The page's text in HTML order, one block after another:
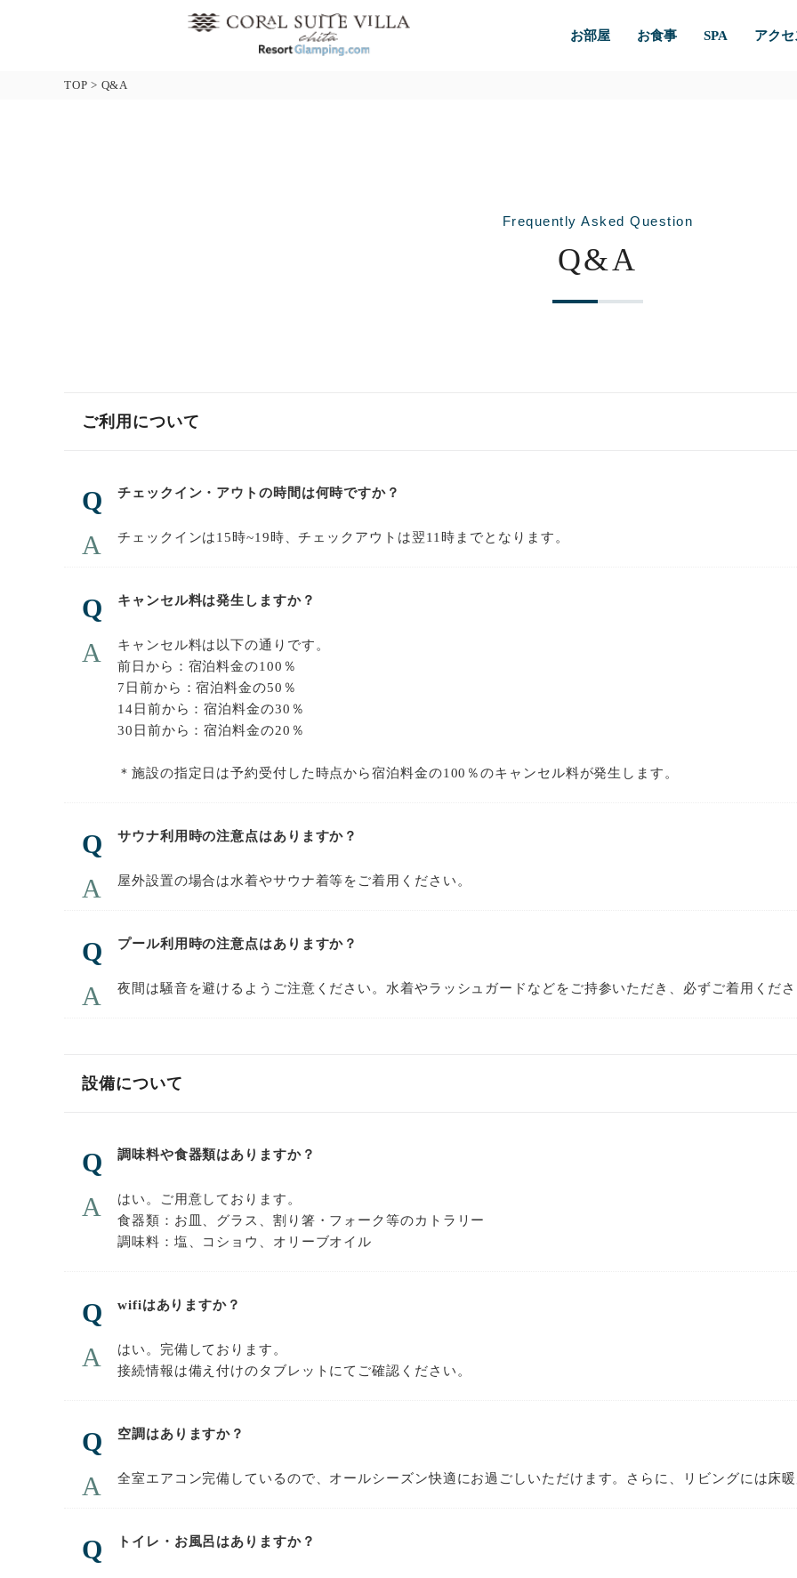
お部屋 お食事 SPA アクセ
TOP > Q&A
Frequently Asked Question
Q&A
ご利用について
チェックイン・アウトの時間は何時ですか？
チェックインは15時~19時、チェックアウトは翌11時までとなります。
キャンセル料は発生しますか？
キャンセル料は以下の通りです。
前日から：宿泊料金の100％
7日前から：宿泊料金の50％
14日前から：宿泊料金の30％
30日前から：宿泊料金の20％
＊施設の指定日は予約受付した時点から宿泊料金の100％のキャンセル料が発生します。
サウナ利用時の注意点はありますか？
屋外設置の場合は水着やサウナ着等をご着用ください。
プール利用時の注意点はありますか？
夜間は騒音を避けるようご注意ください。水着やラッシュガードなどをご持参いただき、必ずご着用くだ
設備について
調味料や食器類はありますか？
はい。ご用意しております。
食器類：お皿、グラス、割り箸・フォーク等のカトラリー
調味料：塩、コショウ、オリーブオイル
wifiはありますか？
はい。完備しております。
接続情報は備え付けのタブレットにてご確認ください。
空調はありますか？
全室エアコン完備しているので、オールシーズン快適にお過ごしいただけます。さらに、リビングには床
トイレ・お風呂はありますか？